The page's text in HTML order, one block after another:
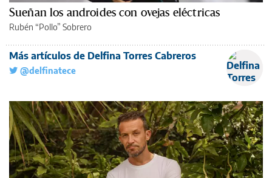
Sueñan los androides con ovejas eléctricas
Rubén “Pollo” Sobrero
Más artículos de Delfina Torres Cabreros
@delfinatece